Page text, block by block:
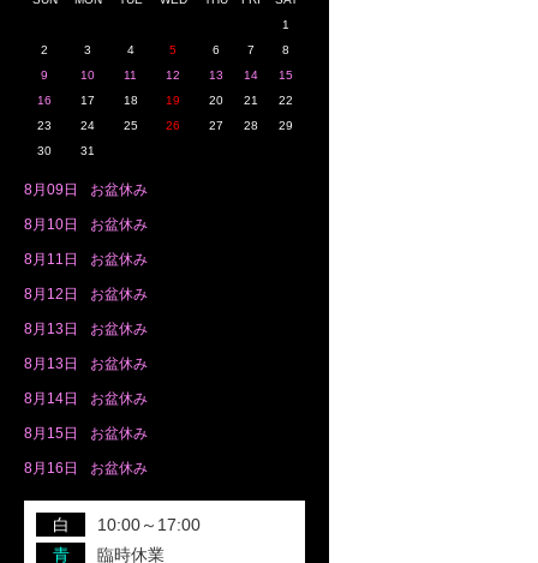
1
2
3 4 5 6 7
8
9
10 11 12 13 14
15
16
17 18 19 20 21
22
23
24 25 26 27 28
29
30
31
8月 09日 お盆休み
8月 10日 お盆休み
8月 11日 お盆休み
8月 12日 お盆休み
8月 13日 お盆休み
8月 13日 お盆休み
8月 14日 お盆休み
8月 15日 お盆休み
8月 16日 お盆休み
白
10:00～17:00
青
臨時休業